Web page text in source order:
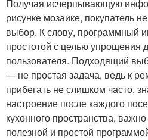
Получая исчерпывающую
рисунке мозаике, покупатель
выбор. К слову, программный
простотой с целью упрощения
пользователя. Подходящий
— не простая задача, ведь к
прибегать не слишком часто,
настроение после каждого
кухонного пространства,
полезной и простой